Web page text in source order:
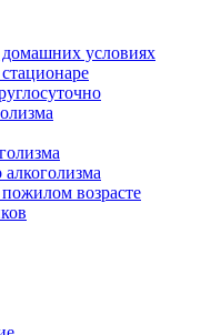
домашних условиях
возрасте